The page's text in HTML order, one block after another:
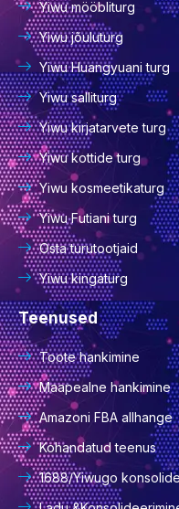
Yiwu mööbliturg
Yiwu jõuluturg
Yiwu Huangyuani turg
Yiwu salliturg
Yiwu kirjatarvete turg
Yiwu kottide turg
Yiwu kosmeetikaturg
Yiwu Futiani turg
Osta turutootjaid
Yiwu kingaturg
Teenused
Toote hankimine
Maapealne hankimine
Amazoni FBA allhange
Kohandatud teenus
1688/Yiwugo